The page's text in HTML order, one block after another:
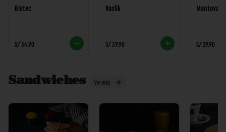
Bistec
S/ 34.90
Kaslik
S/ 39.90
Mantova
S/ 29.90
Sandwiches Ver más